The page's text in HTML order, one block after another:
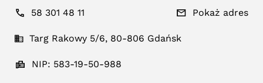
58 301 48 11 Pokaż adres
Targ Rakowy 5/6, 80-806 Gdańsk
NIP: 583-19-50-988